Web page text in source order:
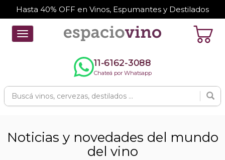
Hasta 40% OFF en Vinos, Espumantes y Destilados
Toggle
navigation
11-6162-3088
Chateá por Whatsapp
Noticias y novedades del mundo
del vino